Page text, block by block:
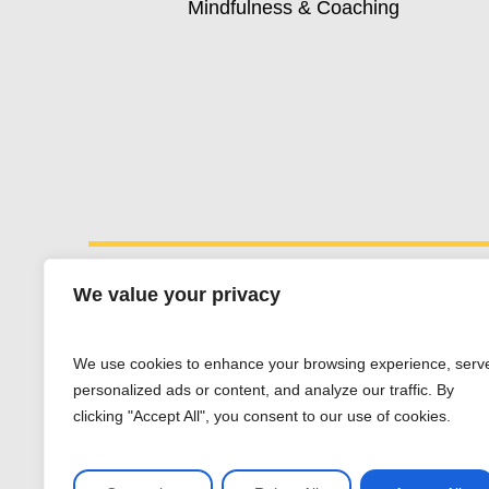
We value your privacy
We use cookies to enhance your browsing experience,
personalized ads or content, and analyze our traffic. By
clicking "Accept All", you consent to our use of cookies.
Mindfulness & Coaching
+34 607 662 203
esther@estherfdez.es